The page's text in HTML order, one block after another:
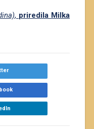
, priredila Milka